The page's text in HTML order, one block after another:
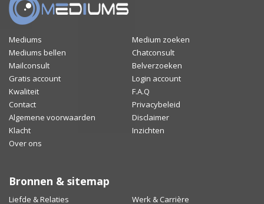
Mediums
Medium zoeken
Mediums bellen
Chatconsult
Mailconsult
Belverzoeken
Gratis account
Login account
Kwaliteit
F.A.Q
Contact
Privacybeleid
Algemene voorwaarden
Disclaimer
Klacht
Inzichten
Over ons
Bronnen & sitemap
Liefde & Relaties Werk & Carrière